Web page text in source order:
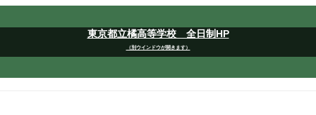
東京都立橘高等学校 全日制HP
（別ウインドウが開きます）